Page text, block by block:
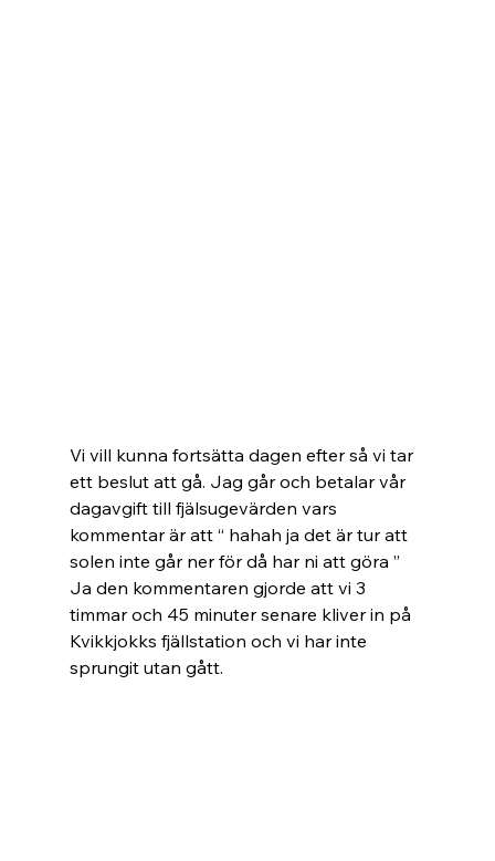
Vi vill kunna fortsätta dagen efter så vi tar
ett beslut att gå. Jag går och betalar vår
dagavgift till fjälsugevärden vars
kommentar är att “ hahah ja det är tur att
solen inte går ner för då har ni att göra ”
Ja den kommentaren gjorde att vi 3
timmar och 45 minuter senare kliver in på
Kvikkjokks fjällstation och vi har inte
sprungit utan gått.